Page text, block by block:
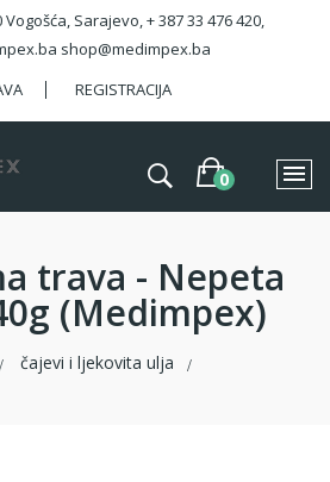
Sarajevo, + 387 33 476 420,
shop@medimpex.ba
REGISTRACIJA
trava - Nepeta
(Medimpex)
čajevi i ljekovita ulja